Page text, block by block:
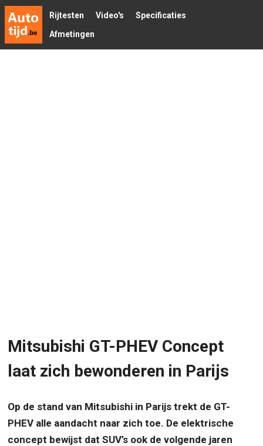
Rijtesten Video's
Specificaties
Afmetingen
Mitsubishi GT-PHEV Concept
laat zich bewonderen in Parijs
Op de stand van Mitsubishi in Parijs trekt de GT-
PHEV alle aandacht naar zich toe. De elektrische
concept bewijst dat SUV’s ook de volgende jaren